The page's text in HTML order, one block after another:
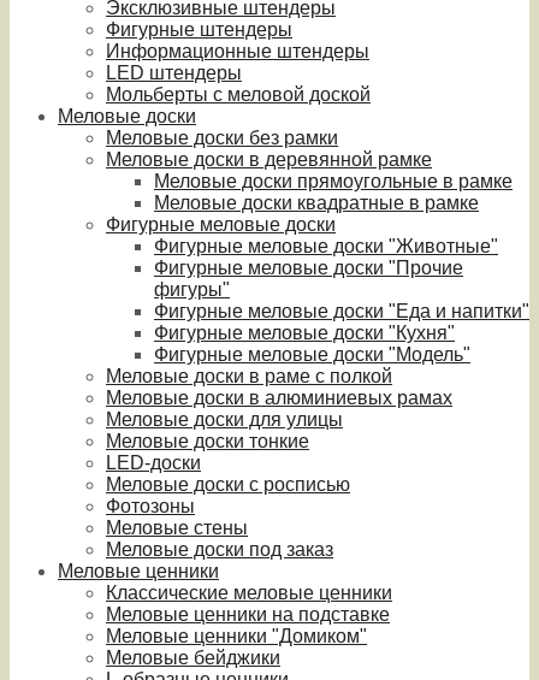
Эксклюзивные штендеры
Фигурные штендеры
Информационные штендеры
LED штендеры
Мольберты с меловой доской
Меловые доски
Меловые доски без рамки
Меловые доски в деревянной рамке
Меловые доски прямоугольные в рамке
Меловые доски квадратные в рамке
Фигурные меловые доски
Фигурные меловые доски "Животные"
Фигурные меловые доски "Прочие
фигуры"
Фигурные меловые доски "Еда и напитки"
Фигурные меловые доски "Кухня"
Фигурные меловые доски "Модель"
Меловые доски в раме с полкой
Меловые доски в алюминиевых рамах
Меловые доски для улицы
Меловые доски тонкие
LED-доски
Меловые доски с росписью
Фотозоны
Меловые стены
Меловые доски под заказ
Меловые ценники
Классические меловые ценники
Меловые ценники на подставке
Меловые ценники "Домиком"
Меловые бейджики